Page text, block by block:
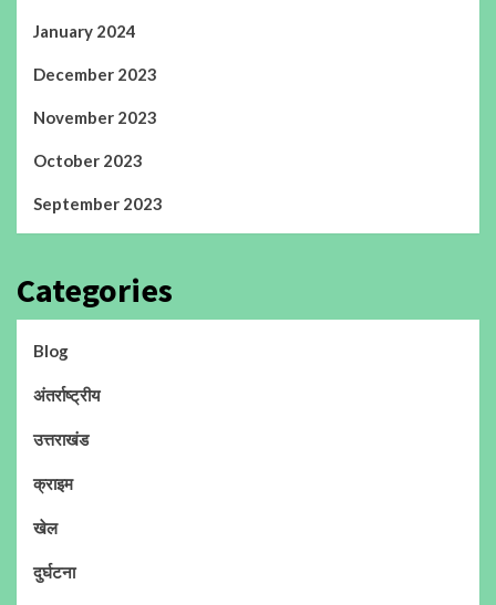
January 2024
December 2023
November 2023
October 2023
September 2023
Categories
Blog
अंतर्राष्ट्रीय
उत्तराखंड
क्राइम
खेल
दुर्घटना